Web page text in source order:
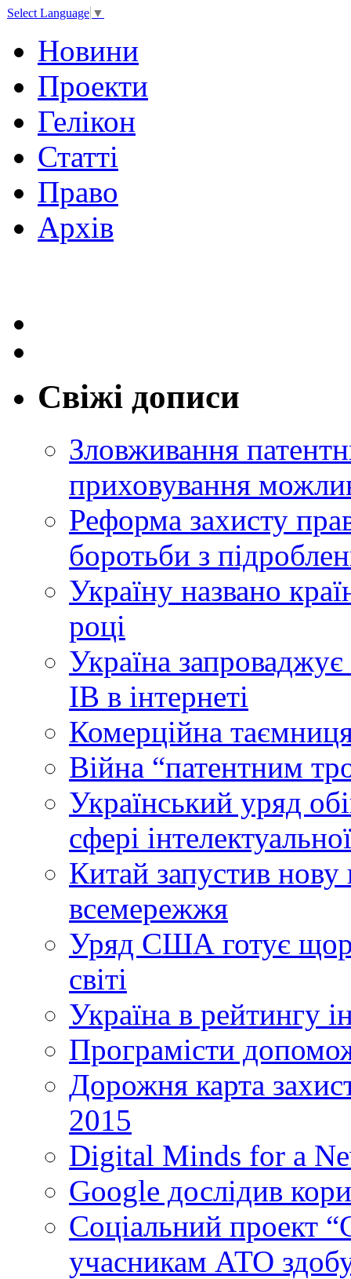
Select Language ▼
Новини
Проекти
Гелікон
Статті
Право
Архів
Свіжі дописи
Зловживання
приховування
Реформа захисту
боротьби з
Україну названо
році
Україна
ІВ в інтернеті
Комерційна
Війна “патентним
Український уряд
сфері
Китай запустив
всемережжя
Уряд США готує
світі
Україна в рейтингу
Програмісти
Дорожня карта
2015
Digital Minds for a
Google дослідив
Cоціальний проект
учасникам АТО